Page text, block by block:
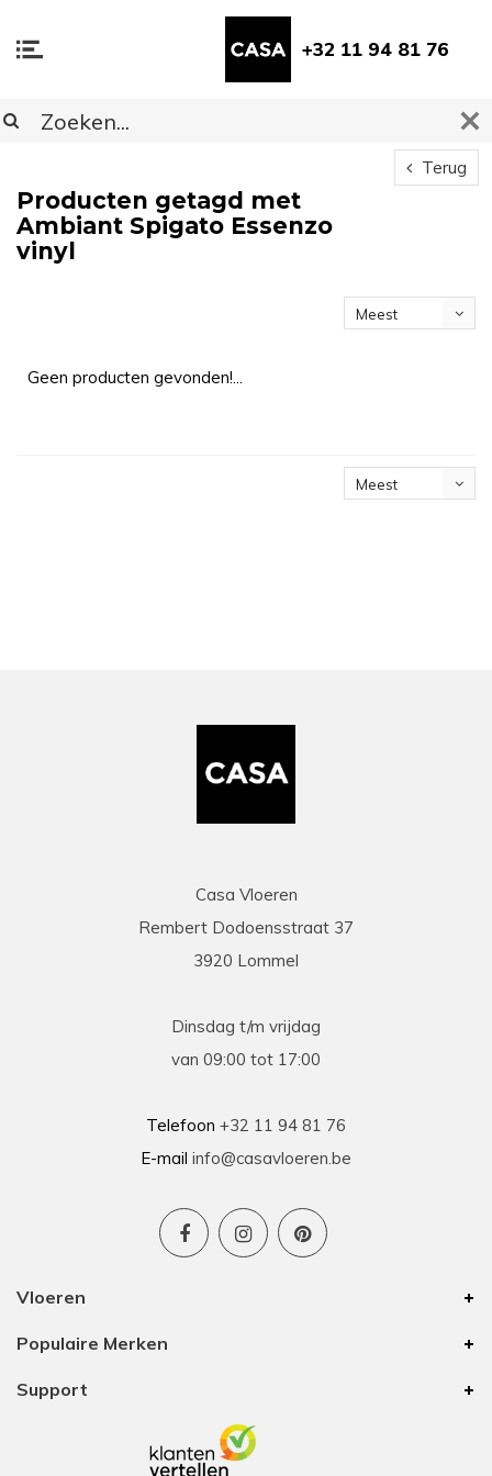
+32 11 94 81 76
Terug
Producten getagd met
Ambiant Spigato Essenzo
vinyl
Meest
Geen producten gevonden!...
Meest
Casa Vloeren
Rembert Dodoensstraat 37
3920 Lommel
Dinsdag t/m vrijdag
van 09:00 tot 17:00
Telefoon +32 11 94 81 76
E-mail info@casavloeren.be
Vloeren
Populaire Merken
Support